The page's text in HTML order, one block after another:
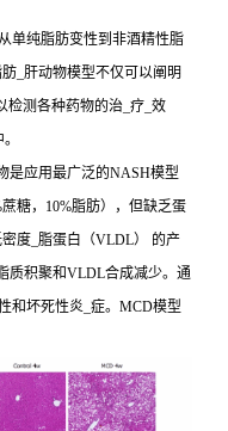
单纯脂肪变性到非酒精性脂
_肝动物模型不仅可以阐明
检测各种药物的治_疗_效
是应用最广泛的NASH模型
糖，10%脂肪），但缺乏蛋
度_脂蛋白（VLDL） 的产
质积聚和VLDL合成减少。通
和坏死性炎_症。MCD模型